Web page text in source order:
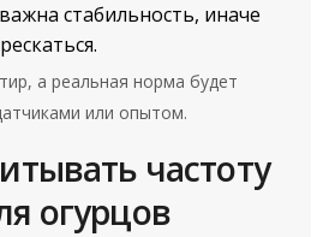
стабильность, иначе
а реальная норма будет
или опытом.
частоту
огурцов